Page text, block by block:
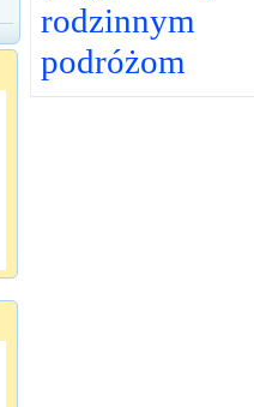
rodzinnym
podróżom